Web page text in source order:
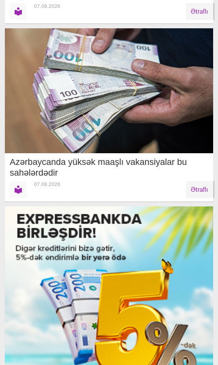
07.08.2026
Ətraflı
Azərbaycanda yüksək maaşlı vakansiyalar bu
sahələrdədir
07.08.2026
Ətraflı